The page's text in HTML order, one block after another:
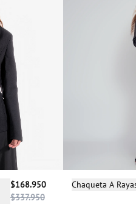
$168.950
$337.950
Chaqueta A